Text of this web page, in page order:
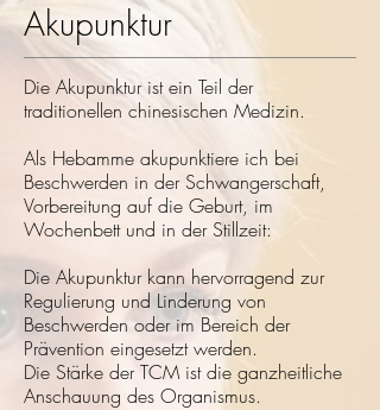
Akupunktur
Die Akupunktur ist ein Teil der
traditionellen chinesischen Medizin.
Als Hebamme akupunktiere ich bei
Beschwerden in der Schwangerschaft,
Vorbereitung auf die Geburt, im
Wochenbett und in der Stillzeit:
Die Akupunktur kann hervorragend zur
Regulierung und Linderung von
Beschwerden oder im Bereich der
Prävention eingesetzt werden.
Die Stärke der TCM ist die ganzheitliche
Anschauung des Organismus.